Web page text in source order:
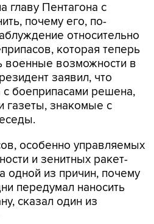
главу Пентагона с
почему его, по-
относительно
которая теперь
военные возможности в
заявил, что
боеприпасами решена,
газеты, знакомые с
особенно управляемых
и зенитных ракет-
одной из причин, почему
передумал наносить
сказал один из